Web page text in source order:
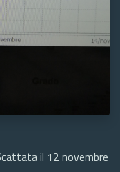
il 12 novembre